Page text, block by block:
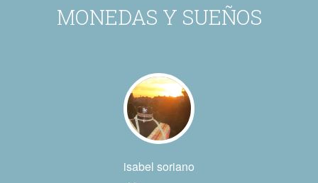
MONEDAS Y SUEÑOS
isabel soriano